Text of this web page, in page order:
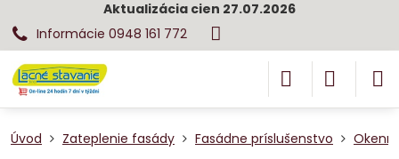
Aktualizácia cien 27.07.2026
Informácie 0948 161 772
Úvod Zateplenie fasády Fasádne príslušenstvo